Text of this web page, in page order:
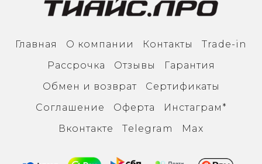
Главная О компании Контакты
Trade-in
Рассрочка
Отзывы
Гарантия
Обмен и возврат
Сертификаты
Соглашение
Оферта
Инcтаграм*
Вконтакте
Тelegram Max